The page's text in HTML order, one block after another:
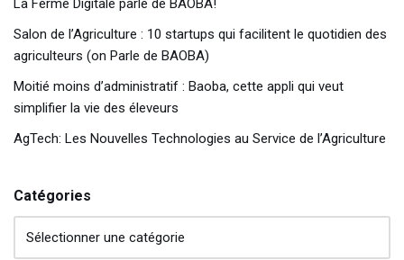
Salon de l’Agriculture : 10 startups qui facilitent le quotidien des
agriculteurs (on Parle de BAOBA)
Moitié moins d’administratif : Baoba, cette appli qui veut
simplifier la vie des éleveurs
AgTech: Les Nouvelles Technologies au Service de l’Agriculture
Catégories